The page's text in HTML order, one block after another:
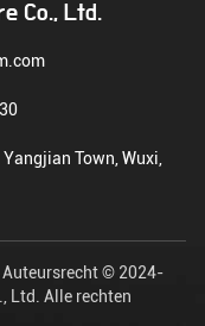
Co., Ltd.
Town, Wuxi,
© 2024-
Ltd. Alle rechten